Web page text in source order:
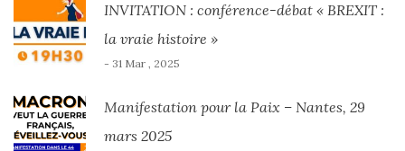
INVITATION : conférence-débat « BREXIT :
la vraie histoire »
- 31 Mar , 2025
Manifestation pour la Paix – Nantes, 29
mars 2025